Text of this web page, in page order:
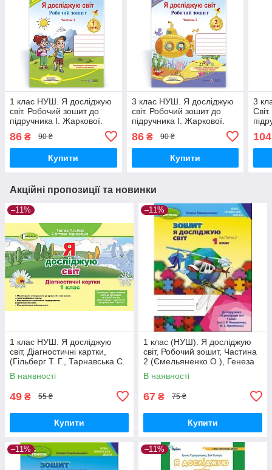
1 клас НУШ. Я досліджую
світ. Робочий зошит до
підручника І. Жаркової.
Мрійник Л. ),
86 ₴ 90 ₴
Купити
3 клас НУШ. Я досліджую
світ. Робочий зошит до
підручника І. Жаркової.
Мечник Л.),
86₴ 90 ₴
Купити
3
104
Акційні пропозиції та новинки
–11%
1 клас НУШ. Я досліджую
світ, Діагностичні картки,
(Гільберг Т. Г., Тарнавська С.
С.), Генеза
В наявності
49 ₴ 55 ₴
Купити
–11%
1 клас (НУШ). Я досліджую
світ, Робочий зошит, Частина
2 (Ємельяненко О.), Генеза
В наявності
67 ₴ 75 ₴
Купити
–11% –11%